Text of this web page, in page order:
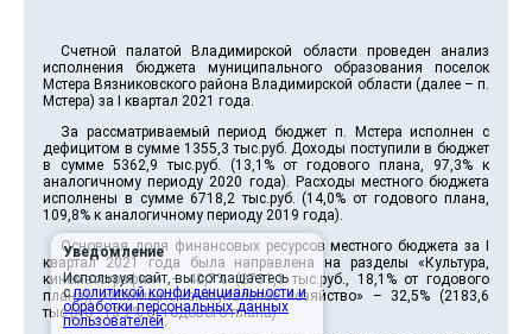
Счетной палатой Владимирской области проведен анализ
исполнения бюджета муниципального образования поселок
Мстера Вязниковского района Владимирской области (далее – п.
Мстера) за I квартал 2021 года.
За рассматриваемый период бюджет п. Мстера исполнен с
дефицитом в сумме 1355,3 тыс.руб. Доходы поступили в бюджет
в сумме 5362,9 тыс.руб. (13,1% от годового плана, 97,3% к
аналогичному периоду 2020 года). Расходы местного бюджета
исполнены в сумме 6718,2 тыс.руб. (14,0% от годового плана,
109,8% к аналогичному периоду 2019 года).
Основная доля финансовых ресурсов местного бюджета за I
квартал 2021 года была направлена на разделы «Культура,
кинематография» – 40,7% (2731,3 тыс.руб., 18,1% от годового
плана), «Жилищно-коммунальное хозяйство» – 32,5% (2183,6
тыс.руб., 13,2% от годового плана).
Уведомление
Используя сайт, вы соглашаетесь
сполитикой конфиденциальности и
обработки персональных данных
пользователей.